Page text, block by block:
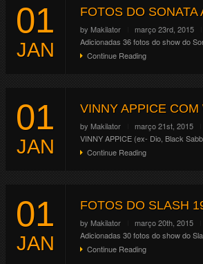
01
JAN
FOTOS DO
by Makilator março 23rd, 2015
Adicionadas 36 fotos do show do
Continue Reading
01
JAN
VINNY APPICE
by Makilator março 21st, 2015
VINNY APPICE (ex- Dio, Black
Continue Reading
01
JAN
FOTOS DO SLASH
by Makilator março 20th, 2015
Adicionadas 30 fotos do show do
Continue Reading